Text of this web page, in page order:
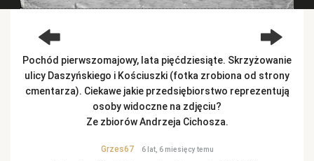
Pochód pierwszomajowy, lata pięćdziesiąte. Skrzyżowanie
ulicy Daszyńskiego i Kościuszki (fotka zrobiona od strony
cmentarza). Ciekawe jakie przedsiębiorstwo reprezentują
osoby widoczne na zdjęciu?
Ze zbiorów Andrzeja Cichosza.
Grzes67 6 lat, 6 miesięcy temu